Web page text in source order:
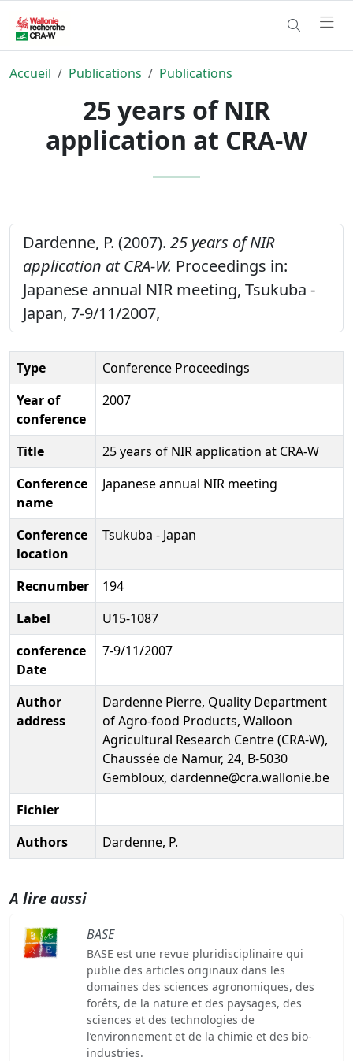
Accueil Publications Publications
25 years of NIR
application at CRA-W
Dardenne, P. (2007). 25 years of NIR
application at CRA-W. Proceedings in:
Japanese annual NIR meeting, Tsukuba -
Japan, 7-9/11/2007,
Type
Conference Proceedings
Year of
conference
2007
Title
25 years of NIR application at CRA-W
Conference
name
Japanese annual NIR meeting
Conference
location
Tsukuba - Japan
Recnumber
194
Label
U15-1087
conference
Date
7-9/11/2007
Author
address
Dardenne Pierre, Quality Department
of Agro-food Products, Walloon
Agricultural Research Centre (CRA-W),
Chaussée de Namur, 24, B-5030
Gembloux, dardenne@cra.wallonie.be
Fichier
Authors
Dardenne, P.
A lire aussi
BASE
BASE est une revue pluridisciplinaire qui
publie des articles originaux dans les
domaines des sciences agronomiques, des
forêts, de la nature et des paysages, des
sciences et des technologies de
l’environnement et de la chimie et des bio-
industries.